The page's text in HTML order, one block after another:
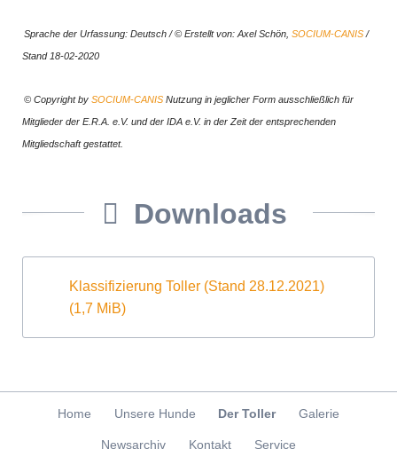
Sprache der Urfassung: Deutsch / © Erstellt von: Axel Schön, SOCIUM-CANIS/
Stand 18-02-2020
© Copyright by SOCIUM-CANISNutzung in jeglicher Form ausschließlich für
Mitglieder der E.R.A. e.V. und der IDA e.V. in der Zeit der entsprechenden
Mitgliedschaft gestattet.
Downloads
Klassifizierung Toller (Stand 28.12.2021)
(1,7 MiB)
Navigation
Home Unsere Hunde Der Toller Galerie
Newsarchiv Kontakt Service